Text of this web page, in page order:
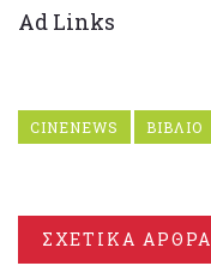
Ad Links
CINENEWS ΒΙΒΛΙΟ
ΣΧΕΤΙΚΑ ΑΡΘΡΑ